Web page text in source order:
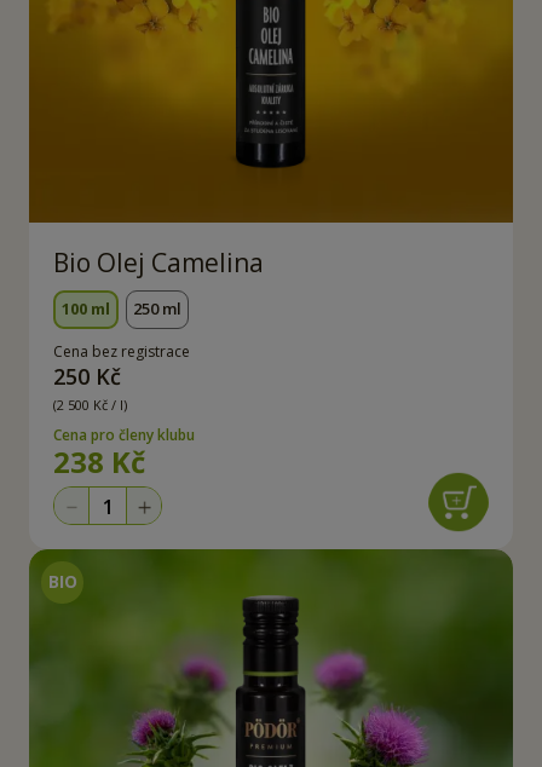
Bio Olej Camelina
100 ml 250 ml
Cena bez registrace
250 Kč
(2 500 Kč / l)
Cena pro členy klubu
238 Kč